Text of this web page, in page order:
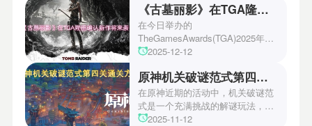
《古墓丽影》在TGA隆重确认新作将来袭！
在今日举办的
TheGamesAwards(TGA)2025年度
游戏颁奖典礼中，古墓丽影系列公
场资讯让众多玩家们都非常期待！
本次官方也宣布游戏将于2027年登
陆PS5、Xbox以及PC平台！有兴
趣的玩家们可以继续留守鲶鱼网！
2025-12-12
原神机关破谜范式第四关通关方法
在原神近期的活动中，机关破谜范
式是一个充满挑战的解谜玩法，其
中第四关是许多玩家遇到困难的地
2025-11-12